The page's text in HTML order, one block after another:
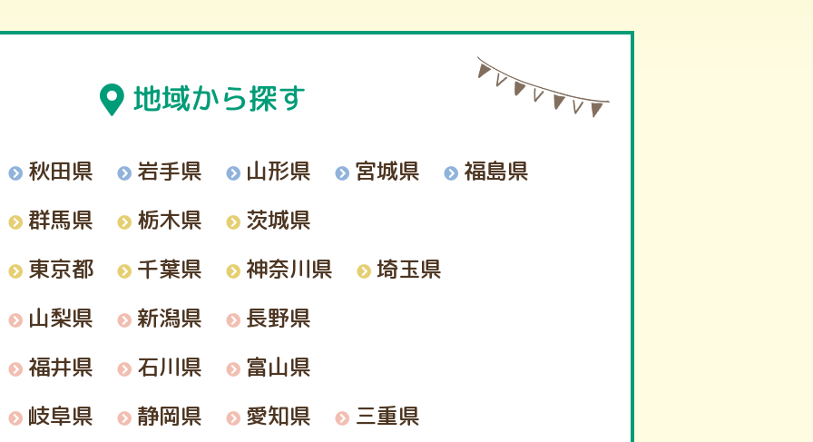
地域から探す
秋田県 岩手県 山形県 宮城県
福島県
群馬県
栃木県
茨城県
東京都
千葉県 神奈川県
埼玉県
山梨県
新潟県 長野県
福井県 石川県
富山県
岐阜県
静岡県 愛知県
三重県